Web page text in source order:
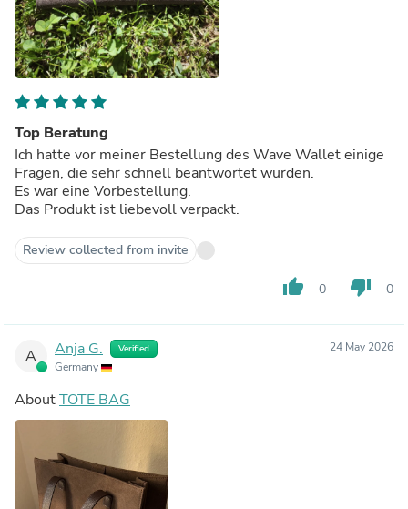
Top Beratung
Ich hatte vor meiner Bestellung des Wave Wallet einige
Fragen, die sehr schnell beantwortet wurden.
Es war eine Vorbestellung.
Das Produkt ist liebevoll verpackt.
Review collected from invite
thumb_up 0 thumb_down 0
A Anja G. Verified
Germany
24 May 2026
AboutTOTE BAG